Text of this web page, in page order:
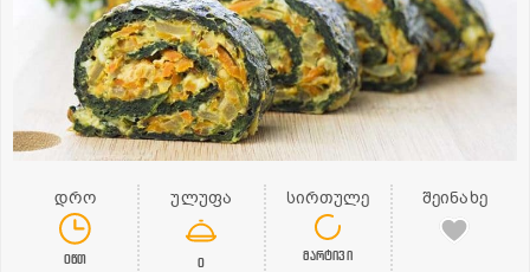
დრო
0წთ
ულუფა
0
სირთულე
მარტივი
შეინახე